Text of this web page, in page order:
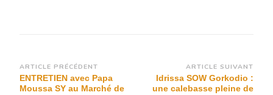
Navigation
d’article
ARTICLE PRÉCÉDENT
ENTRETIEN avec Papa
Moussa SY au Marché de
ARTICLE SUIVANT
Idrissa SOW Gorkodio :
une calebasse pleine de